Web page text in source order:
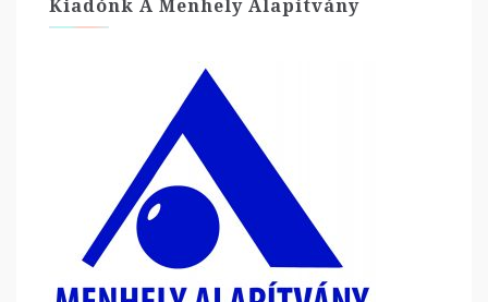
Kiadónk A Menhely Alapítvány